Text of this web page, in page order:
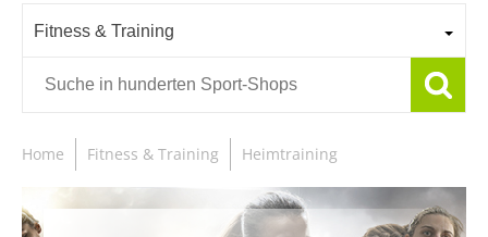
Fitness & Training
Home Fitness & Training Heimtraining